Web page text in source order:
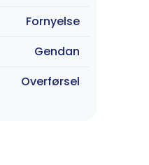
Fornyelse
Gendan
Overførsel